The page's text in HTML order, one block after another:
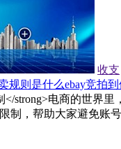
收支
规则是什么ebay竞拍
</strong>电商的世界
制，帮助大家避免账